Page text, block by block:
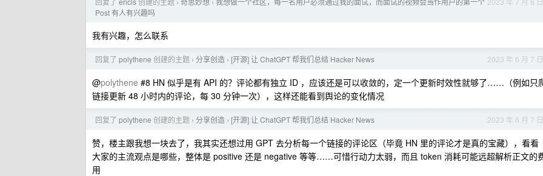
› ›
Post 有人有兴趣吗
我有兴趣，怎么联系
2023 年 6 月 7 日
回复了 polythene 创建的主题 › 分享创造 › [开源] 让 ChatGPT 帮我们总结 Hacker News
@polythene #8 HN 似乎是有 API 的？评论都有独立 ID ，应该还是可以收敛的，定一个更新时效性就够了……（例如只
链接更新 48 小时内的评论，每 30 分钟一次），这样还能看到舆论的变化情况
2023 年 6 月 7 日
回复了 polythene 创建的主题 › 分享创造 › [开源] 让 ChatGPT 帮我们总结 Hacker News
赞，楼主跟我想一块去了，我其实还想过用 GPT 去分析每一个链接的评论区（毕竟 HN 里的评论才是真的宝藏），看看
大家的主流观点是哪些，整体是 positive 还是 negative 等等……可惜行动力太弱，而且 token 消耗可能远超解析正文的
用